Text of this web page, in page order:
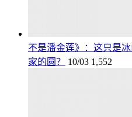
不是潘金莲》：这只是
家的圆？
10/03 1,552